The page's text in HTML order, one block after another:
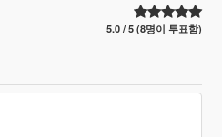
5.0 / 5 (8명이 투표함)